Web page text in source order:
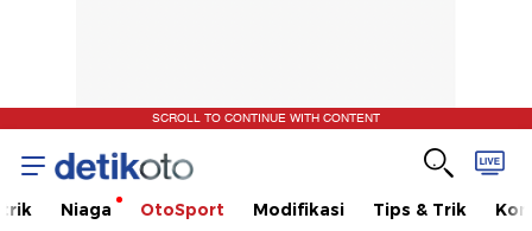
SCROLL TO CONTINUE WITH CONTENT
Niaga OtoSport Modifikasi Tips & Trik